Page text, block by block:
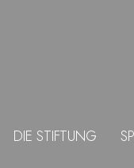
DIE STIFTUNG